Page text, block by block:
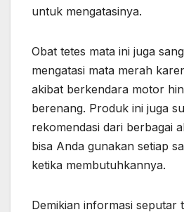
untuk mengatasinya.
Obat tetes mata ini juga
mengatasi mata merah
akibat berkendara motor
berenang. Produk ini juga
rekomendasi dari berbagai
bisa Anda gunakan setiap
ketika membutuhkannya.
Demikian informasi seputar